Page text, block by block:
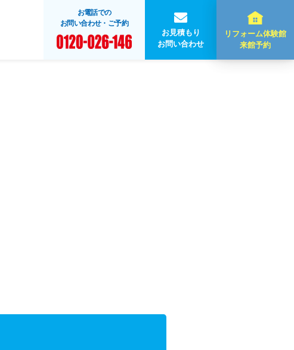
お電話での
お問い合わせ・ご予約
お見積もり
お問い合わせ
リフォーム体験館
来館予約